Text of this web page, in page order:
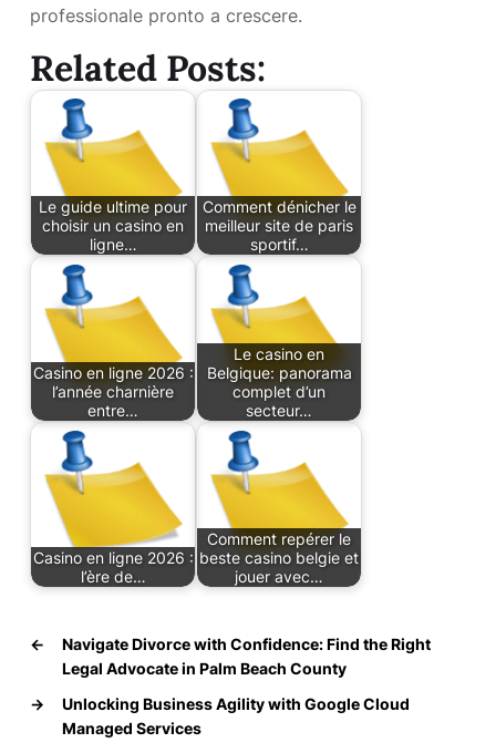
professionale pronto a crescere.
Related Posts:
Le guide ultime pour
choisir un casino en
ligne…
Comment dénicher le
meilleur site de paris
sportif…
Casino en ligne 2026 :
l’année charnière
entre…
Le casino en
Belgique: panorama
complet d’un
secteur…
Casino en ligne 2026 :
l’ère de…
Comment repérer le
beste casino belgie et
jouer avec…
←
Navigate Divorce with Confidence: Find the Right
Legal Advocate in Palm Beach County
→
Unlocking Business Agility with Google Cloud
Managed Services